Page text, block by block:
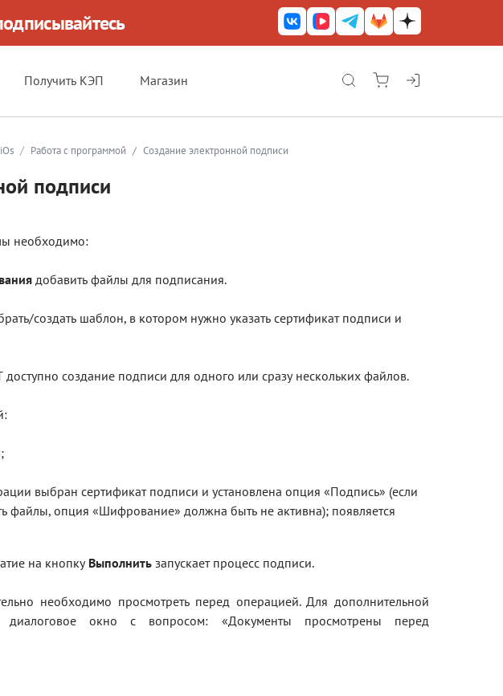
Получить КЭП Магазин
КриптоАРМ ГОСТ
КриптоАРМ для 1С-Битрикс
Полная версия сайта
/ Работа с программой / Создание электронной подписи
подписи
необходимо:
добавить файлы для подписания.
создать шаблон, в котором нужно указать сертификат подписи и
создание подписи для одного или сразу нескольких файлов.
выбран сертификат подписи и установлена опция «Подпись» (если
файлы, опция «Шифрование» должна быть не активна); появляется
на кнопку Выполнить запускает процесс подписи.
необходимо просмотреть перед операцией. Для дополнительной
диалоговое окно с вопросом: «Документы просмотрены перед